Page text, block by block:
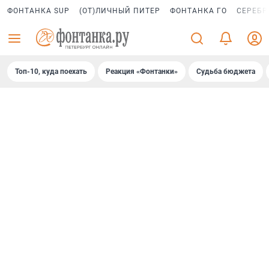
ФОНТАНКА SUP (ОТ)ЛИЧНЫЙ ПИТЕР ФОНТАНКА ГО
Топ-10, куда поехать Реакция «Фонтанки» Судьба бюджета